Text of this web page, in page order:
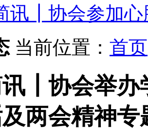
讯┃协会参加心
当前位置： 首页
┃协会举办
两会精神